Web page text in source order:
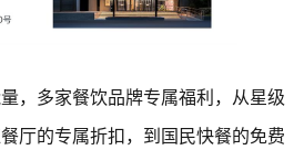
，多家餐饮品牌专属福利，从星级
厅的专属折扣，到国民快餐的免费